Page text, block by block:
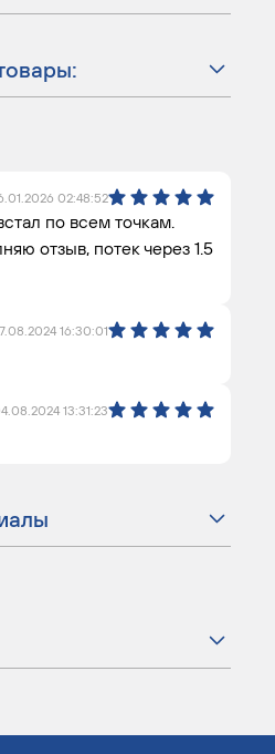
02:48:52
по всем точкам.
отзыв, потек через 1.5
16:30:01
13:31:23